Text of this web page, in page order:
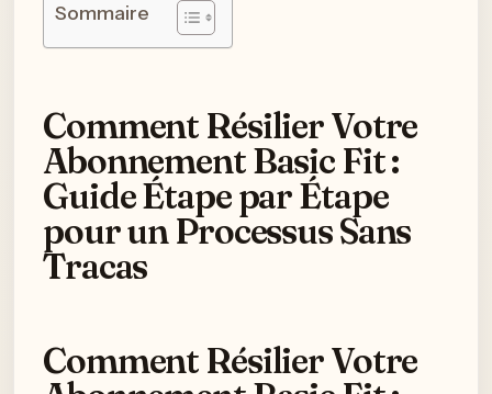
Sommaire
Comment Résilier Votre
Abonnement Basic Fit :
Guide Étape par Étape
pour un Processus Sans
Tracas
Comment Résilier Votre